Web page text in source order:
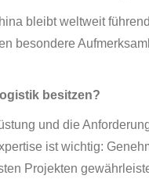
bleibt weltweit
besondere
besitzen?
und die
ist wichtig:
Projekten